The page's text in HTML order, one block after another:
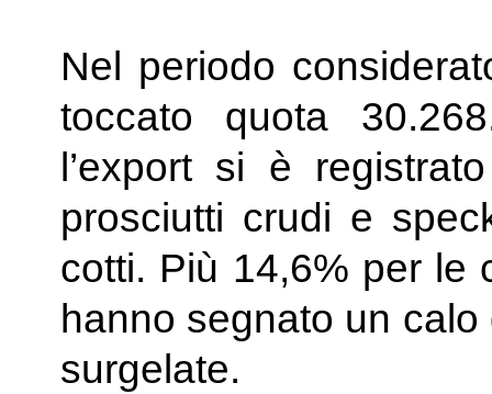
Nel periodo
toccato quota
l’export si è
prosciutti crudi e
cotti. Più 14,6% per le
hanno segnato un
surgelate.